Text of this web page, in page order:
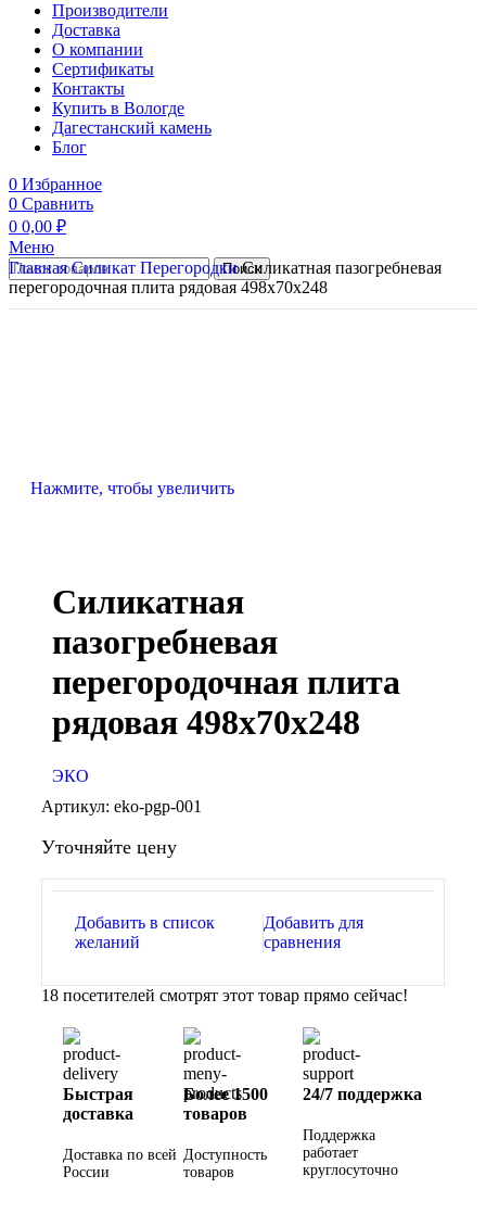
Производители
Доставка
О компании
Сертификаты
Контакты
Купить в Вологде
Дагестанский камень
Блог
0 Избранное
0 Сравнить
0 0,00 ₽
Меню
Поиск
ГлавнаяСиликат ПерегородкиСиликатная пазогребневая
перегородочная плита рядовая 498х70х248
Нажмите, чтобы увеличить
Силикатная
пазогребневая
перегородочная плита
рядовая 498х70х248
ЭКО
Артикул: eko-pgp-001
Уточняйте цену
Добавить в список
желаний
Добавить для
сравнения
18 посетителей смотрят этот товар прямо сейчас!
Быстрая
доставка
Доставка по всей
России
Более 1500
товаров
Доступность
товаров
24/7 поддержка
Поддержка
работает
круглосуточно